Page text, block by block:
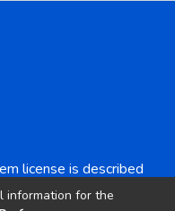
license is described
information for the